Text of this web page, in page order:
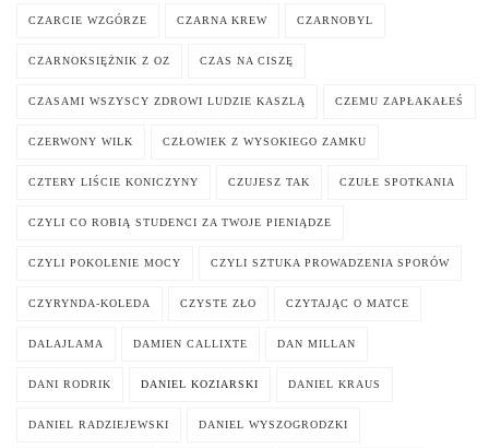
CZARCIE WZGÓRZE CZARNA KREW CZARNOBYL
CZARNOKSIĘŻNIK Z OZ CZAS NA CISZĘ
CZASAMI WSZYSCY ZDROWI LUDZIE KASZLĄ CZEMU ZAPŁAKAŁEŚ
CZERWONY WILK CZŁOWIEK Z WYSOKIEGO ZAMKU
CZTERY LIŚCIE KONICZYNY CZUJESZ TAK CZUŁE SPOTKANIA
CZYLI CO ROBIĄ STUDENCI ZA TWOJE PIENIĄDZE
CZYLI POKOLENIE MOCY CZYLI SZTUKA PROWADZENIA SPORÓW
CZYRYNDA-KOLEDA CZYSTE ZŁO CZYTAJĄC O MATCE
DALAJLAMA DAMIEN CALLIXTE DAN MILLAN
DANI RODRIK DANIEL KOZIARSKI DANIEL KRAUS
DANIEL RADZIEJEWSKI DANIEL WYSZOGRODZKI